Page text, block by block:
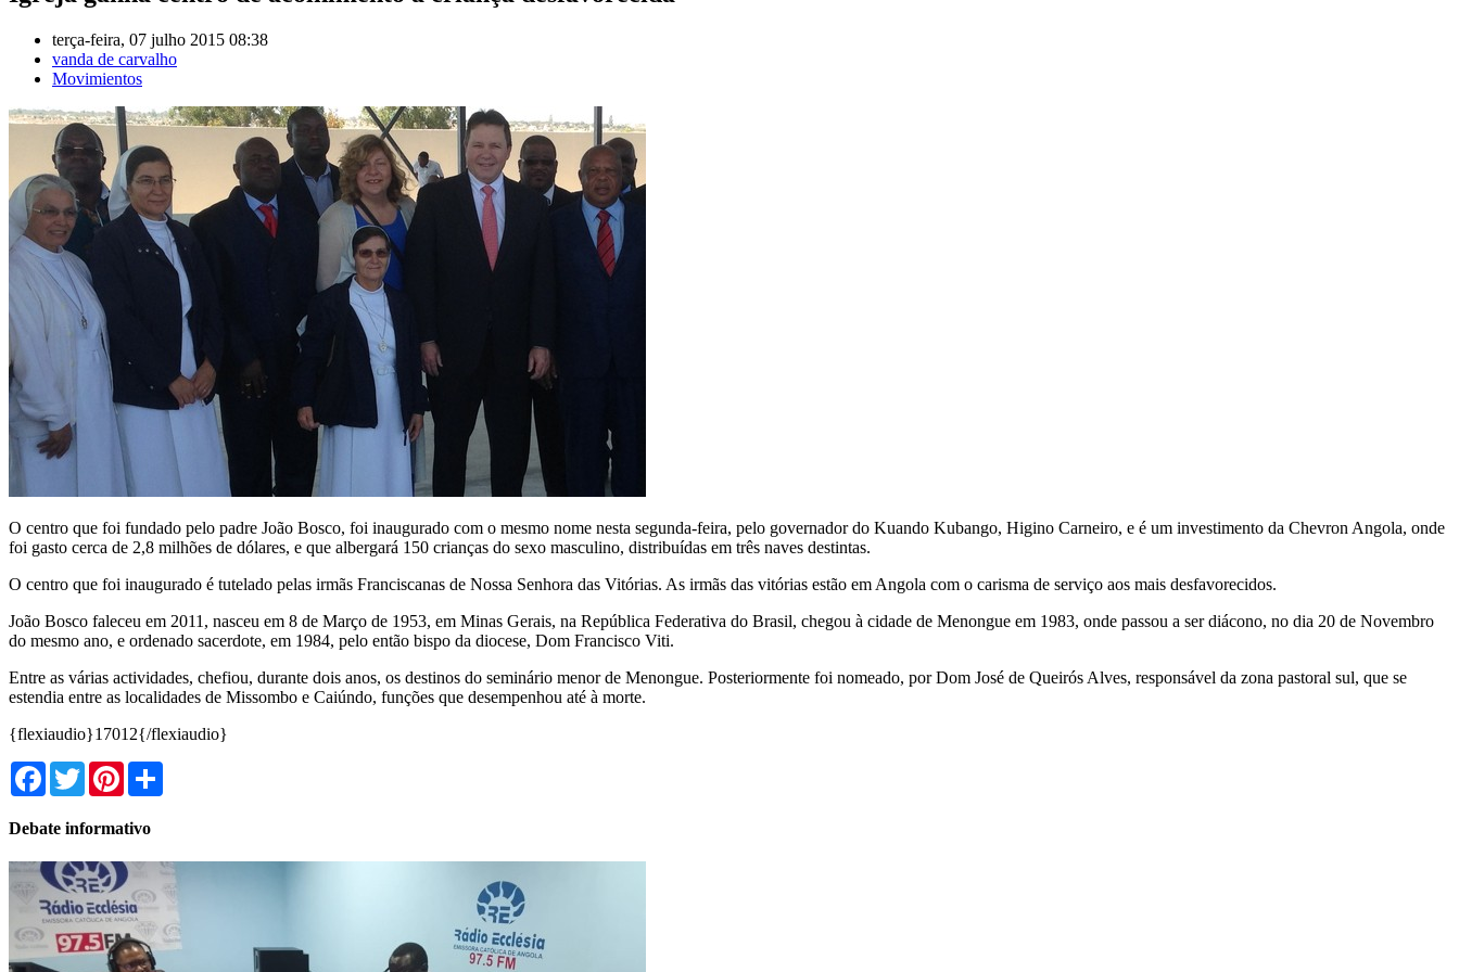
terça-feira, 07 julho 2015 08:38
vanda de carvalho
Movimientos
O centro que foi fundado pelo padre João Bosco, foi inaugurado com o mesmo nome nesta segunda-feira, pelo governador do Kuando Kubango, Higino Carneiro, e é um investimento da Chevron Angola, onde
foi gasto cerca de 2,8 milhões de dólares, e que albergará 150 crianças do sexo masculino, distribuídas em três naves destintas.
O centro que foi inaugurado é tutelado pelas irmãs Franciscanas de Nossa Senhora das Vitórias. As irmãs das vitórias estão em Angola com o carisma de serviço aos mais desfavorecidos.
João Bosco faleceu em 2011, nasceu em 8 de Março de 1953, em Minas Gerais, na República Federativa do Brasil, chegou à cidade de Menongue em 1983, onde passou a ser diácono, no dia 20 de Novembro
do mesmo ano, e ordenado sacerdote, em 1984, pelo então bispo da diocese, Dom Francisco Viti.
Entre as várias actividades, chefiou, durante dois anos, os destinos do seminário menor de Menongue. Posteriormente foi nomeado, por Dom José de Queirós Alves, responsável da zona pastoral sul, que se
estendia entre as localidades de Missombo e Caiúndo, funções que desempenhou até à morte.
{flexiaudio}17012{/flexiaudio}
Facebook
TwitterPinterest
Debate informativo